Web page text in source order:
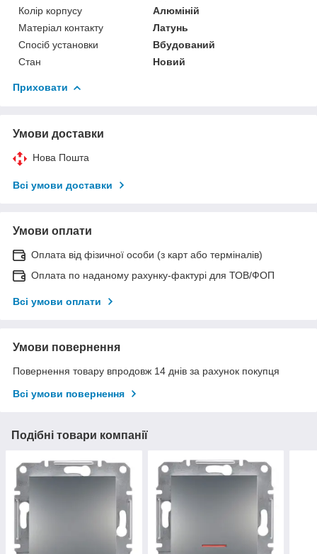
Колір корпусу
Алюміній
Матеріал контакту
Латунь
Спосіб установки
Вбудований
Стан
Новий
Приховати
Умови доставки
Нова Пошта
Всі умови доставки
Умови оплати
Оплата від фізичної особи (з карт або терміналів)
Оплата по наданому рахунку-фактурі для ТОВ/ФОП
Всі умови оплати
Умови повернення
Повернення товару впродовж 14 днів за рахунок покупця
Всі умови повернення
Подібні товари компанії